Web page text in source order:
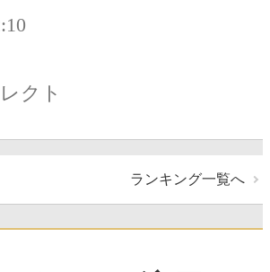
クト
ランキング一覧へ